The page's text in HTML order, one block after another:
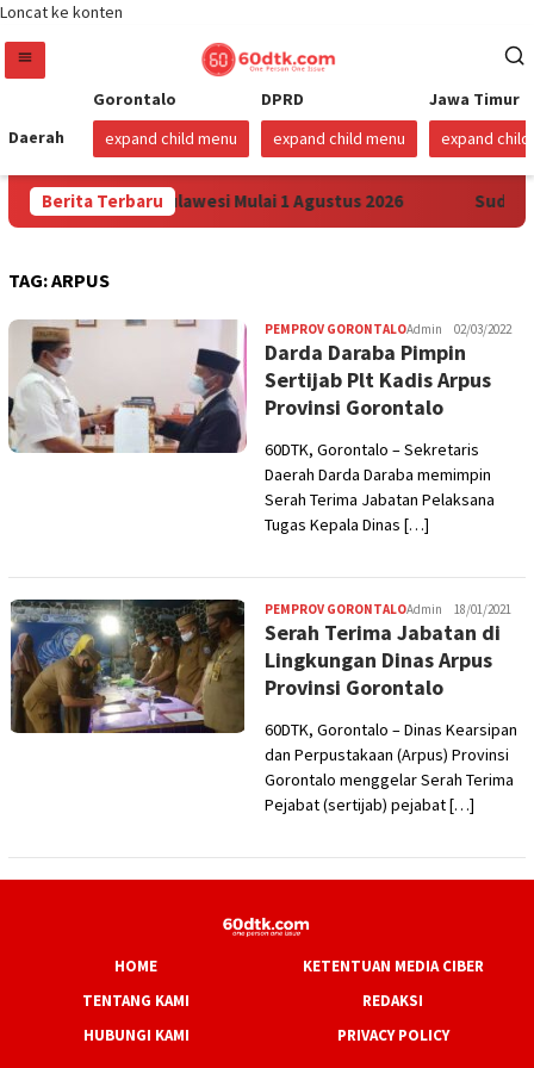
Loncat ke konten
Daerah
Gorontalo
expand child menu
DPRD
expand child menu
Jawa Timur
expand child
Berita Terbaru
Pertamax di Sulawesi Mulai 1 Agustus 2026 Sudah
TAG:ARPUS
PEMPROV GORONTALOAdmin 02/03/2022
Darda Daraba Pimpin
Sertijab Plt Kadis Arpus
Provinsi Gorontalo
60DTK, Gorontalo – Sekretaris
Daerah Darda Daraba memimpin
Serah Terima Jabatan Pelaksana
Tugas Kepala Dinas […]
PEMPROV GORONTALOAdmin 18/01/2021
Serah Terima Jabatan di
Lingkungan Dinas Arpus
Provinsi Gorontalo
60DTK, Gorontalo – Dinas Kearsipan
dan Perpustakaan (Arpus) Provinsi
Gorontalo menggelar Serah Terima
Pejabat (sertijab) pejabat […]
HOME
KETENTUAN MEDIA CIBER
TENTANG KAMI
REDAKSI
HUBUNGI KAMI
PRIVACY POLICY